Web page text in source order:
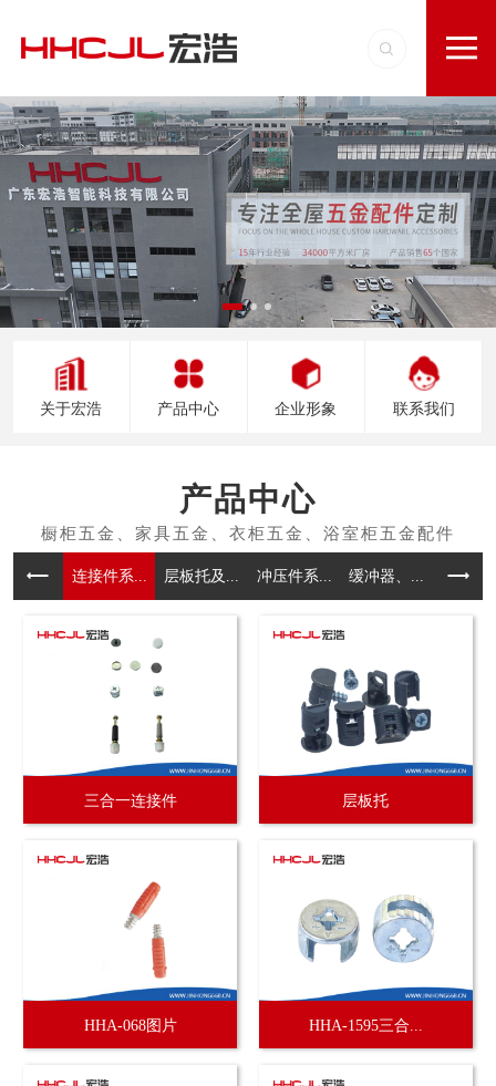
关于宏浩 产品中心 企业形象 联系我们
产品中心
连接件系... 层板托及... 冲压件系... 缓冲器、... 拉手
三合一连接件 层板托
HHA-068图片 HHA-1595三合...